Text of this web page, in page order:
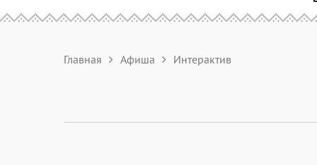
Главная Афиша Интерактив